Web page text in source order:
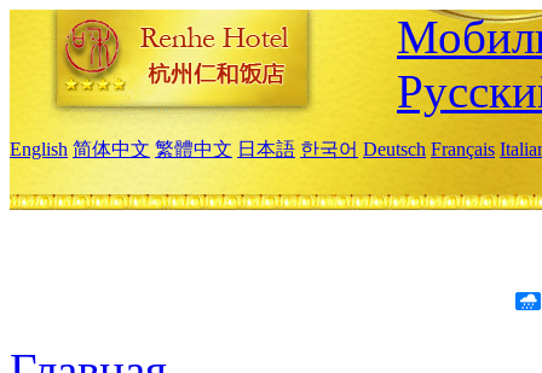
English 简体中文 繁體中文 日本語 한국어 Deutsch Français